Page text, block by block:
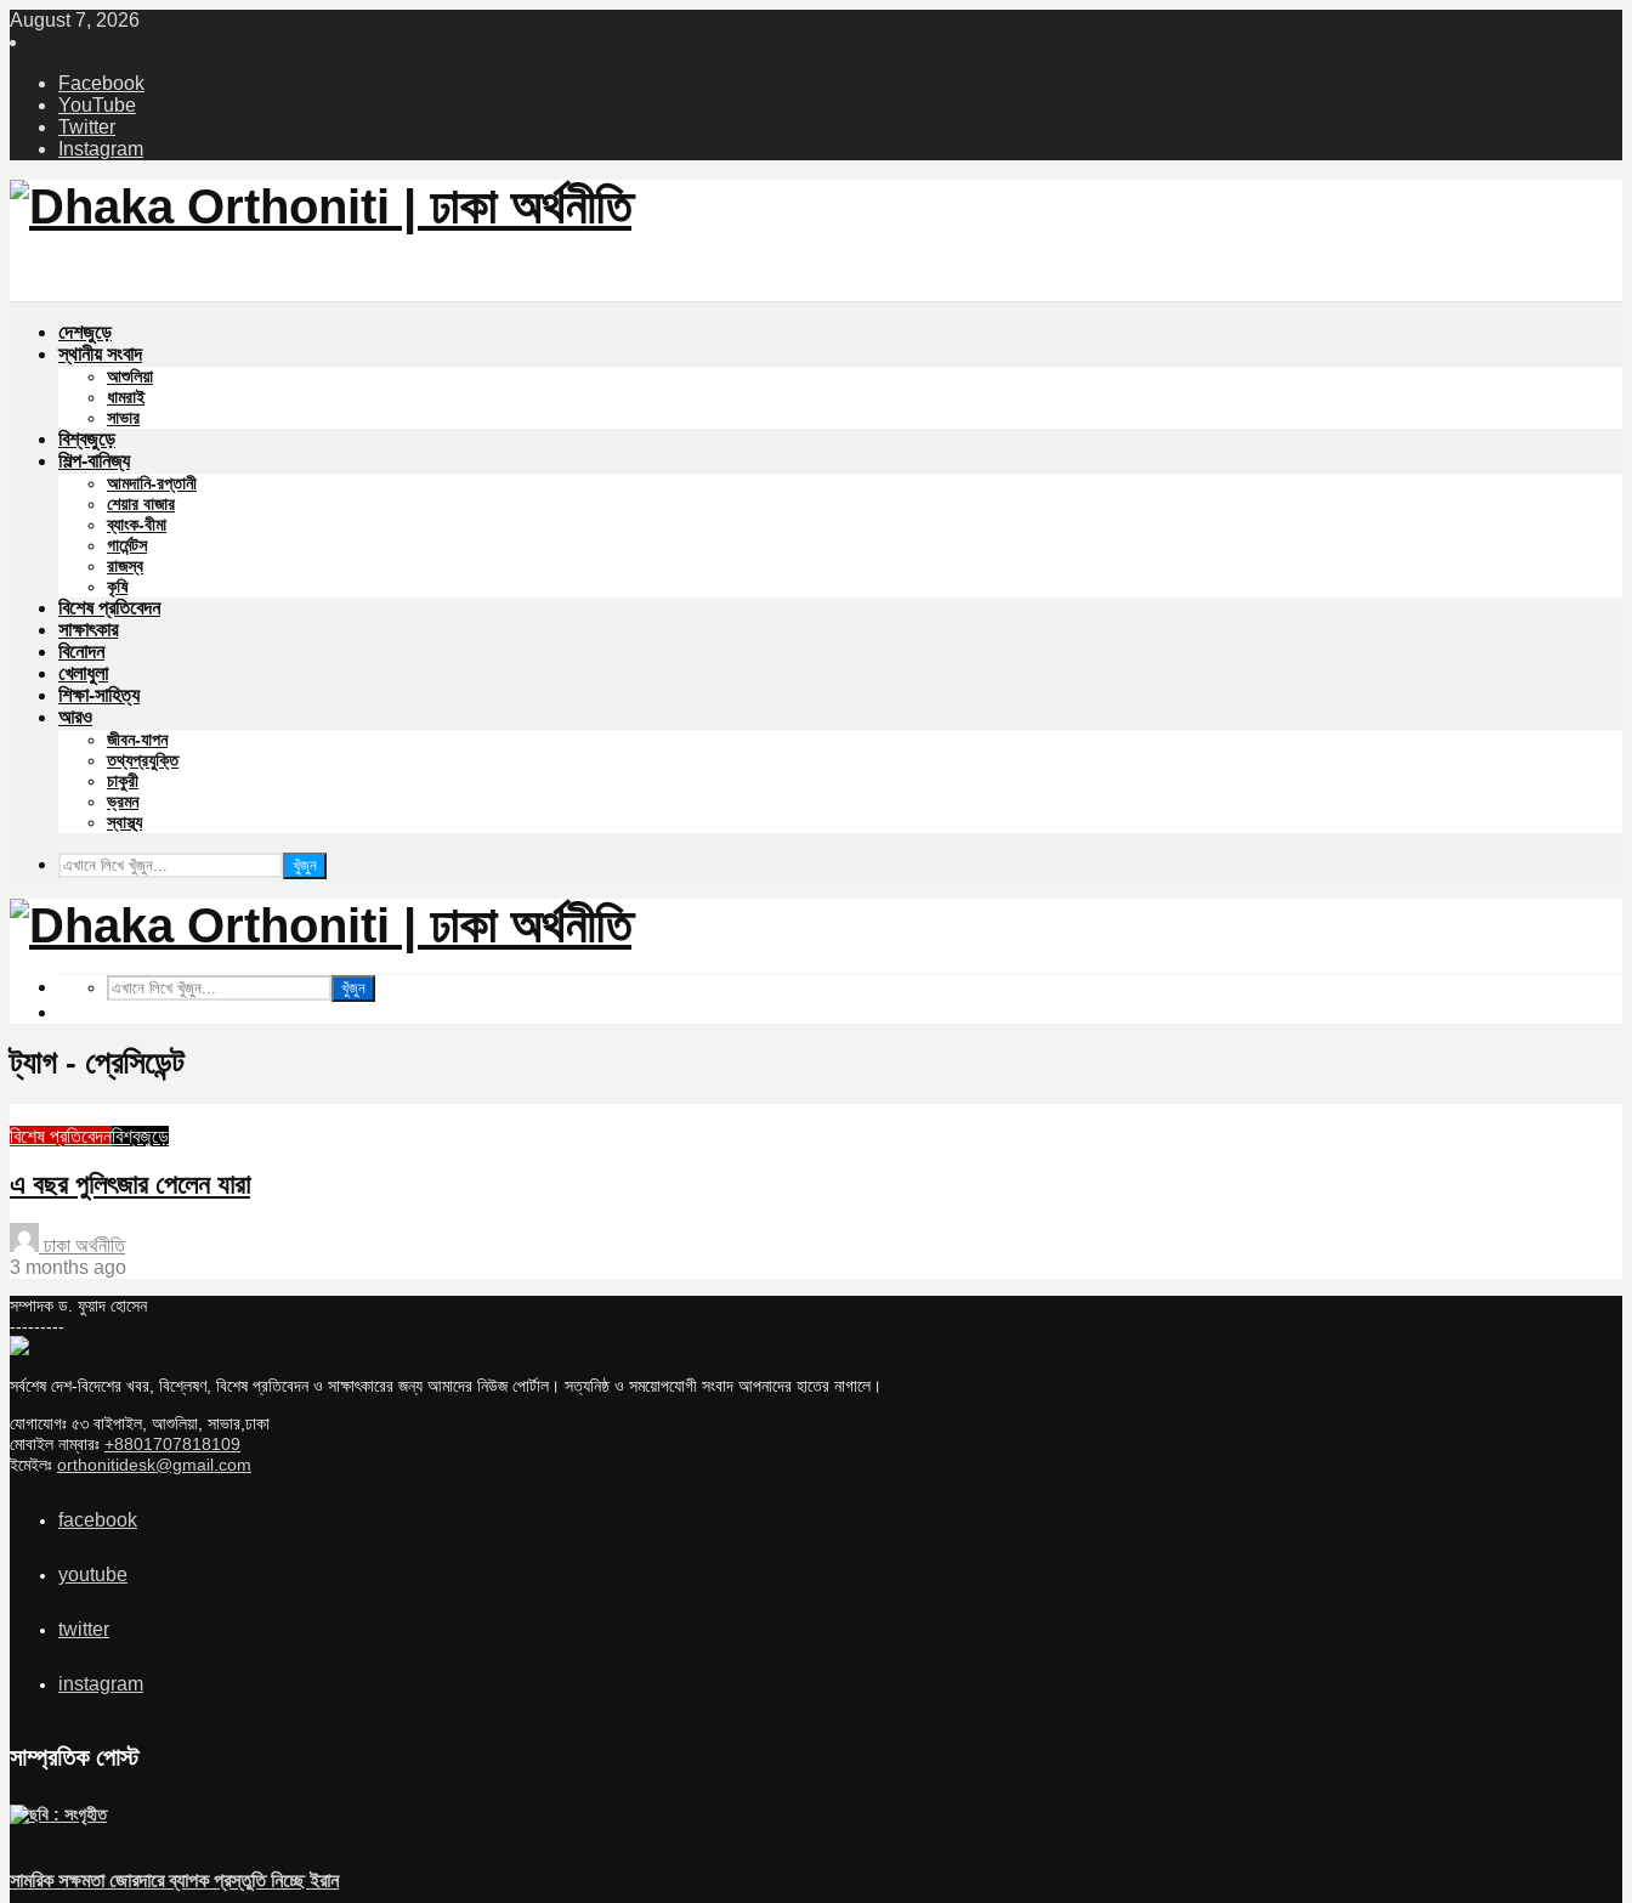
August 7, 2026
Facebook
YouTube
Twitter
Instagram
দেশজুড়ে
স্থানীয় সংবাদ
আশুলিয়া
ধামরাই
সাভার
বিশ্বজুড়ে
শিল্প-বানিজ্য
আমদানি-রপ্তানী
শেয়ার বাজার
ব্যাংক-বীমা
গার্মেন্টস
রাজস্ব
কৃষি
বিশেষ প্রতিবেদন
সাক্ষাৎকার
বিনোদন
খেলাধুলা
শিক্ষা-সাহিত্য
আরও
জীবন-যাপন
তথ্যপ্রযুক্তি
চাকুরী
ভ্রমন
স্বাস্থ্য
খুঁজুন
খুঁজুন
ট্যাগ - প্রেসিডেন্ট
বিশেষ প্রতিবেদনবিশ্বজুড়ে
এ বছর পুলিৎজার পেলেন যারা
ঢাকা অর্থনীতি
3 months ago
সম্পাদক ড. ফুয়াদ হোসেন
---------
সর্বশেষ দেশ-বিদেশের খবর, বিশ্লেষণ, বিশেষ প্রতিবেদন ও সাক্ষাৎকারের জন্য আমাদের নিউজ পোর্টাল। সত্যনিষ্ঠ ও সময়োপযোগী সংবাদ আপনাদের হাতের নাগালে।
যোগাযোগঃ ৫৩ বাইপাইল, আশুলিয়া, সাভার,ঢাকা
মোবাইল নাম্বারঃ +8801707818109
ইমেইলঃ orthonitidesk@gmail.com
facebook
youtube
twitter
instagram
সাম্প্রতিক পোস্ট
সামরিক সক্ষমতা জোরদারে ব্যাপক প্রস্তুতি নিচ্ছে ইরান